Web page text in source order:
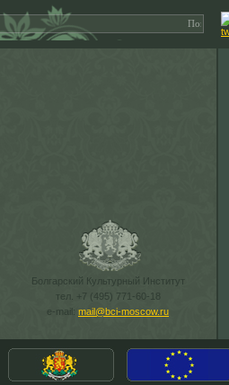
Болгарский Культурный Институт
тел. +7 (495) 771-60-18
e-mail: mail@bci-moscow.ru